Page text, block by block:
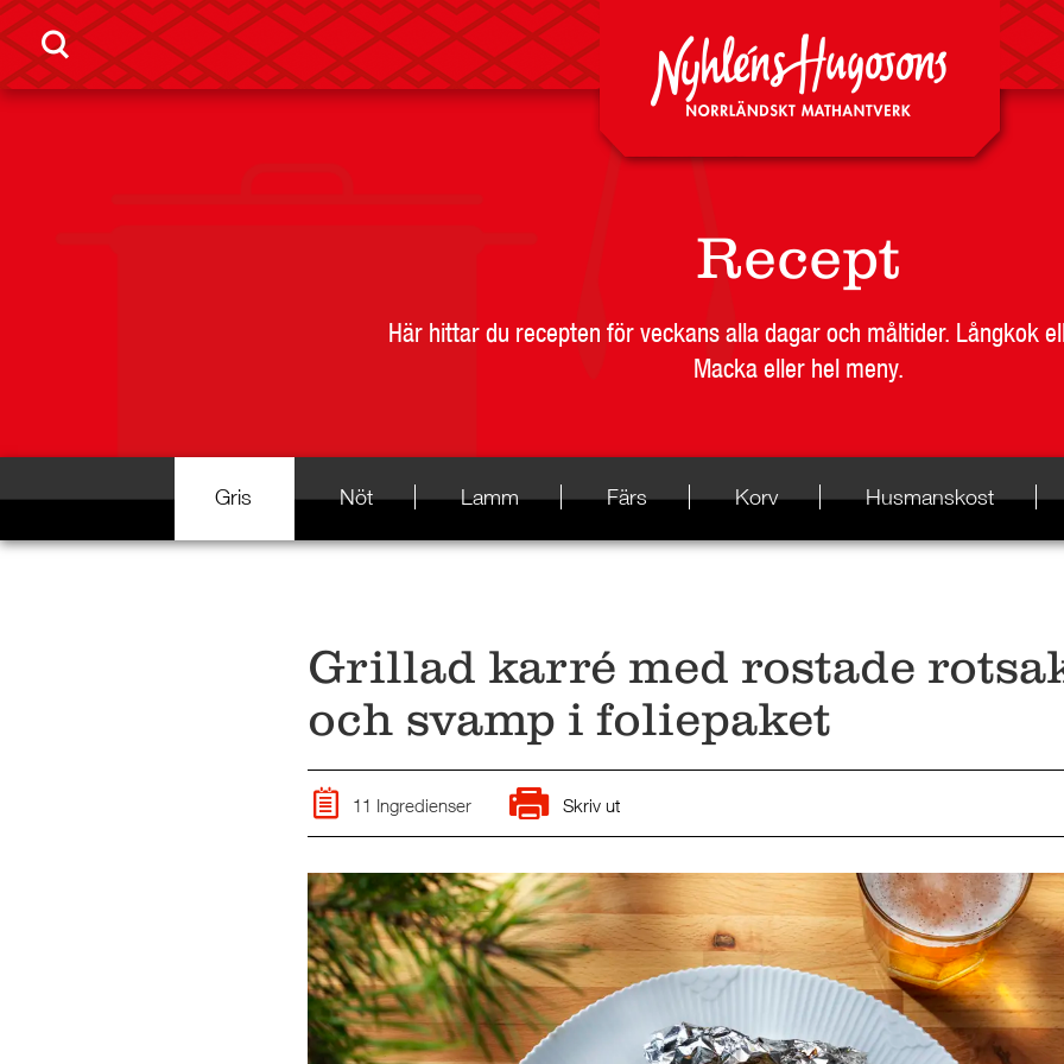
Recept
Här hittar du recepten för veckans alla dagar och måltider. Långkok
Macka eller hel meny.
Gris Nöt Lamm Färs Korv Husmanskost
Grillad karré med rostade
och svamp i foliepaket
11 Ingredienser Skriv ut